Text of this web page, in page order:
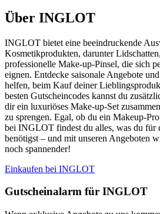
Über INGLOT
INGLOT bietet eine beeindruckende
Kosmetikprodukten, darunter
professionelle Make-up-Pinsel, die sich
eignen. Entdecke saisonale Angebote
helfen, beim Kauf deiner
besten Gutscheincodes kannst du
dir ein luxuriöses Make-up-Set
zu sprengen. Egal, ob du ein Makeup-
bei INGLOT findest du alles, was du für
benötigst – und mit unseren Angeboten
noch spannender!
Einkaufen bei INGLOT
Gutscheinalarm für INGLOT